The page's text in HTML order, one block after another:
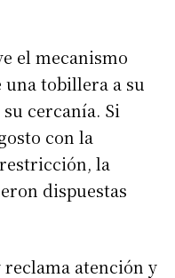
el mecanismo
tobillera a su
cercanía. Si
con la
la
dispuestas
atención y